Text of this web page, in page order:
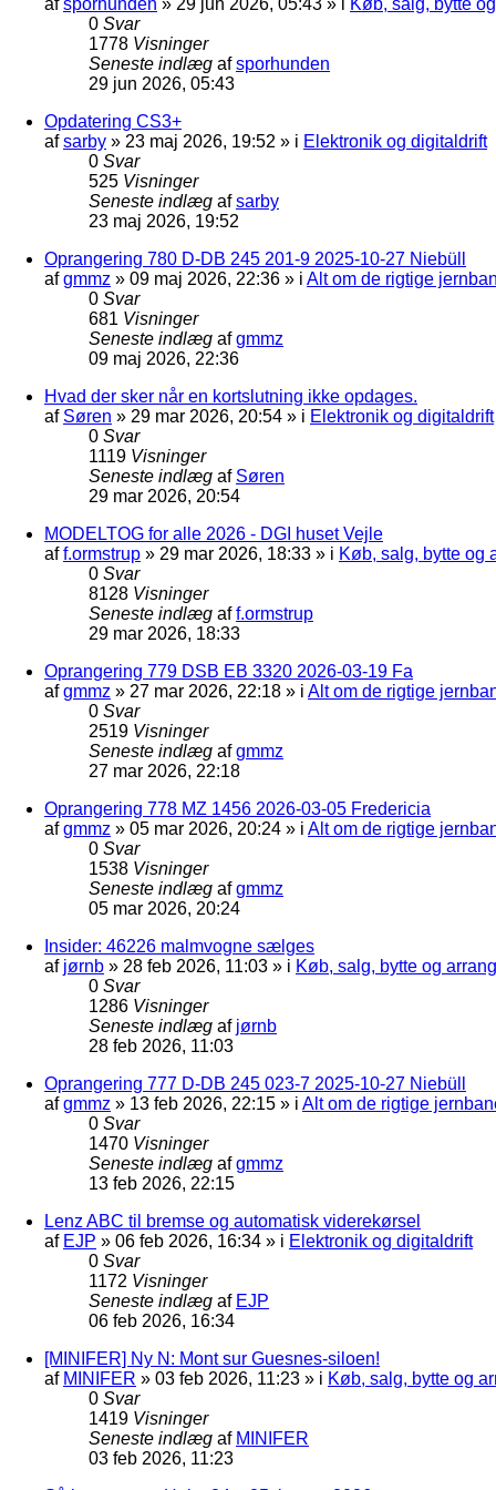
0 Svar
1778 Visninger
Seneste indlæg afsporhunden
29 jun 2026, 05:43
Opdatering CS3+
afsarby » 23 maj 2026, 19:52 » i Elektronik og digitaldrift
0 Svar
525 Visninger
Seneste indlæg afsarby
23 maj 2026, 19:52
Oprangering 780 D-DB 245 201-9 2025-10-27 Niebüll
afgmmz » 09 maj 2026, 22:36 » i Alt om de rigtige
0 Svar
681 Visninger
Seneste indlæg afgmmz
09 maj 2026, 22:36
Hvad der sker når en kortslutning ikke opdages.
af Søren » 29 mar 2026, 20:54 » i Elektronik og digitaldrift
0 Svar
1119 Visninger
Seneste indlæg af Søren
29 mar 2026, 20:54
MODELTOG for alle 2026 - DGI huset Vejle
aff.ormstrup » 29 mar 2026, 18:33 » i Køb, salg, bytte og
0 Svar
8128 Visninger
Seneste indlæg aff.ormstrup
29 mar 2026, 18:33
Oprangering 779 DSB EB 3320 2026-03-19 Fa
afgmmz » 27 mar 2026, 22:18 » i Alt om de rigtige
0 Svar
2519 Visninger
Seneste indlæg afgmmz
27 mar 2026, 22:18
Oprangering 778 MZ 1456 2026-03-05 Fredericia
afgmmz » 05 mar 2026, 20:24 » i Alt om de rigtige
0 Svar
1538 Visninger
Seneste indlæg afgmmz
05 mar 2026, 20:24
Insider: 46226 malmvogne sælges
af jørnb » 28 feb 2026, 11:03 » i Køb, salg, bytte og
0 Svar
1286 Visninger
Seneste indlæg af jørnb
28 feb 2026, 11:03
Oprangering 777 D-DB 245 023-7 2025-10-27 Niebüll
afgmmz » 13 feb 2026, 22:15 » i Alt om de rigtige
0 Svar
1470 Visninger
Seneste indlæg afgmmz
13 feb 2026, 22:15
Lenz ABC til bremse og automatisk viderekørsel
af EJP » 06 feb 2026, 16:34 » i Elektronik og digitaldrift
0 Svar
1172 Visninger
Seneste indlæg af EJP
06 feb 2026, 16:34
[MINIFER] Ny N: Mont sur Guesnes-siloen!
af MINIFER » 03 feb 2026, 11:23 » i Køb, salg, bytte og
0 Svar
1419 Visninger
Seneste indlæg af MINIFER
03 feb 2026, 11:23